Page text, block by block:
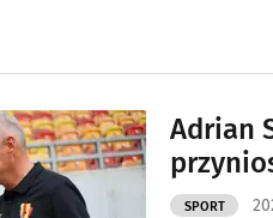
Adrian
SPORT